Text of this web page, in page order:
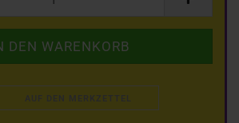
AUF DEN MERKZETTEL